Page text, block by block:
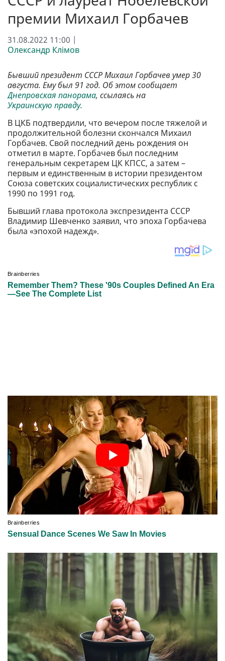
премии Михаил Горбачев
31.08.2022 11:00 |
Олександр Клімов
Бывший президент СССР Михаил Горбачев умер 30
августа. Ему был 91 год. Об этом сообщает
Днепровская панорама, ссылаясь на
Украинскую правду.
В ЦКБ подтвердили, что вечером после тяжелой и
продолжительной болезни скончался Михаил
Горбачев. Свой последний день рождения он
отметил в марте. Горбачев был последним
генеральным секретарем ЦК КПСС, а затем –
первым и единственным в истории президентом
Союза советских социалистических республик с
1990 по 1991 год.
Бывший глава протокола экспрезидента СССР
Владимир Шевченко заявил, что эпоха Горбачева
была «эпохой надежд».